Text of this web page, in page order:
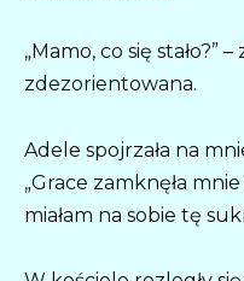
„Mamo, co się stało?”
zdezorientowana.
Adele spojrzała na
„Grace zamknęła
miałam na sobie tę